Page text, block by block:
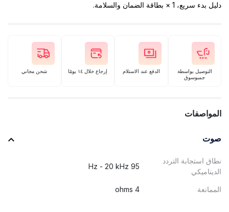
دليل بدء سريع، 1 × بطاقة الضمان والسلامة.
التوصيل بواسطة
جمبوسوق
الدفع عند الاستلام إرجاع خلال ١٤ يومًا شحن مجاني
المواصفات
صوت
نطاق استجابة التردد
الديناميكي
95 Hz - 20 kHz
الممانعة 4 ohms